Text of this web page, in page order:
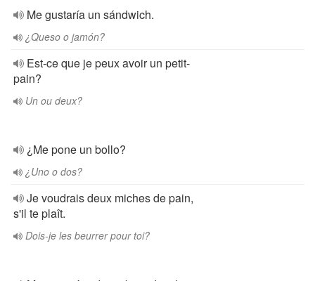
Me gustaría un sándwich.
¿Queso o jamón?
Est-ce que je peux avoir un petit-
pain?
Un ou deux?
¿Me pone un bollo?
¿Uno o dos?
Je voudrais deux miches de pain,
s'il te plaît.
Dois-je les beurrer pour toi?